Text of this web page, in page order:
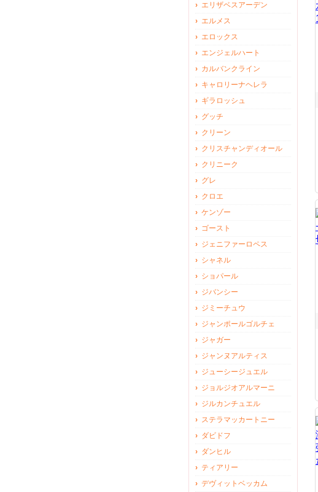
エリザベスアーデン
エルメス
エロックス
エンジェルハート
カルバンクライン
キャロリーナヘレラ
ギラロッシュ
グッチ
クリーン
クリスチャンディオール
クリニーク
グレ
クロエ
ケンゾー
ゴースト
ジェニファーロペス
シャネル
ショパール
ジバンシー
ジミーチュウ
ジャンポールゴルチェ
ジャガー
ジャンヌアルティス
ジューシージュエル
ジョルジオアルマーニ
ジルカンチュエル
ステラマッカートニー
ダビドフ
ダンヒル
ティアリー
デヴィットベッカム